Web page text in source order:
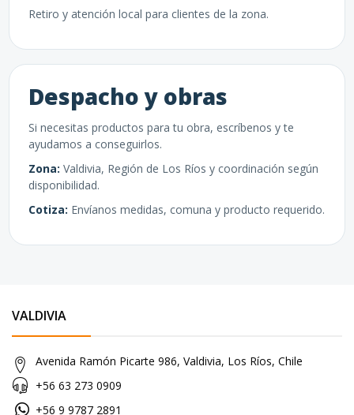
Retiro y atención local para clientes de la zona.
Despacho y obras
Si necesitas productos para tu obra, escríbenos y te
ayudamos a conseguirlos.
Zona: Valdivia, Región de Los Ríos y coordinación según
disponibilidad.
Cotiza: Envíanos medidas, comuna y producto requerido.
VALDIVIA
Avenida Ramón Picarte 986, Valdivia, Los Ríos, Chile
+56 63 273 0909
+56 9 9787 2891